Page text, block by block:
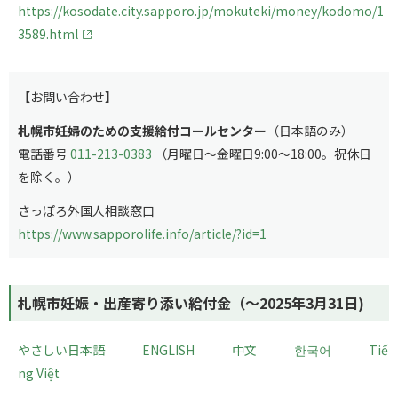
https://kosodate.city.sapporo.jp/mokuteki/money/kodomo/1
3589.html
【お問い合わせ】
札幌市妊婦のための支援給付コールセンター （日本語のみ）
電話番号 011-213-0383 （月曜日～金曜日9:00～18:00。祝休日
を除く。）
さっぽろ外国人相談窓口
https://www.sapporolife.info/article/?id=1
札幌市妊娠・出産寄り添い給付金（～2025年3月31日)
やさしい日本語 ENGLISH 中文 한국어
Tiế
ng Việt